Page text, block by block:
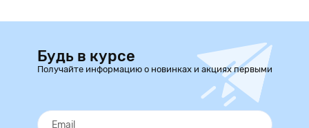
Будь в курсе
Получайте информацию о новинках и акциях первыми